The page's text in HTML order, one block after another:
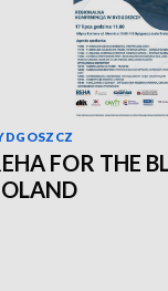
FOR THE